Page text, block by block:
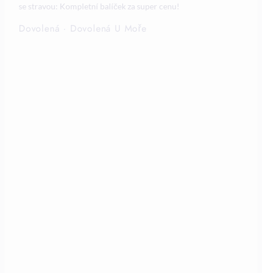
se stravou: Kompletní balíček za super cenu!
Dovolená · Dovolená U Moře